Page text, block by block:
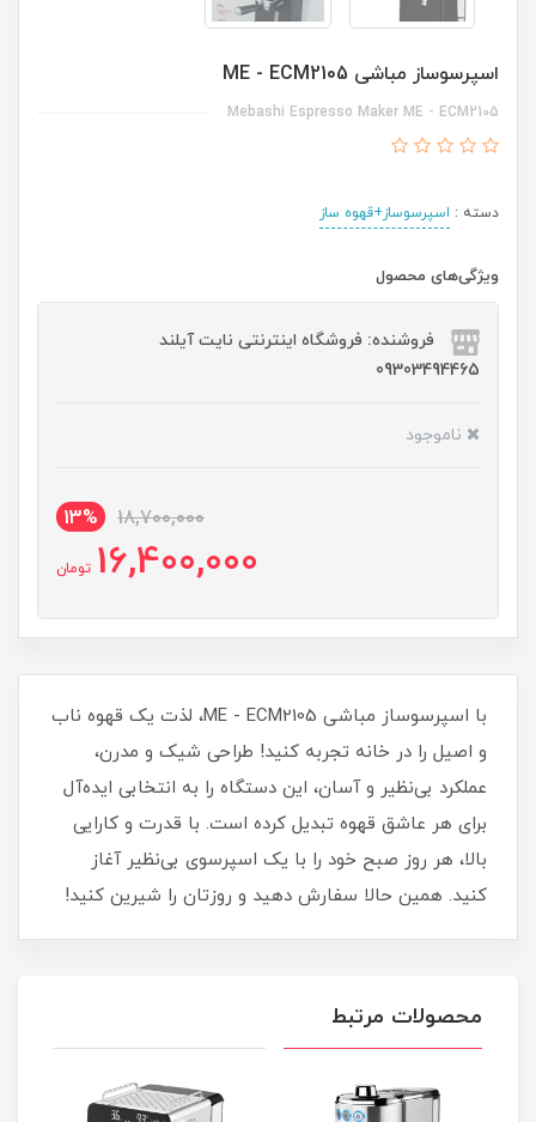
اسپرسوساز مباشی ME - ECM2105
Mebashi Espresso Maker ME - ECM2105
دسته : اسپرسوساز+قهوه ساز
ویژگی‌های محصول
فروشنده: فروشگاه اینترنتی نایت آیلند
09303494465
ناموجود
18,700,000
13%
16,400,000 تومان
با اسپرسوساز مباشی ME - ECM2105، لذت یک قهوه ناب
و اصیل را در خانه تجربه کنید! طراحی شیک و مدرن،
عملکرد بی‌نظیر و آسان، این دستگاه را به انتخابی ایده‌آل
برای هر عاشق قهوه تبدیل کرده است. با قدرت و کارایی
بالا، هر روز صبح خود را با یک اسپرسوی بی‌نظیر آغاز
کنید. همین حالا سفارش دهید و روزتان را شیرین کنید!
محصولات مرتبط